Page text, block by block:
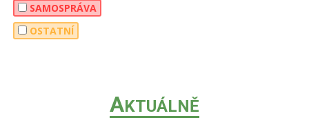
SAMOSPRÁVA
OSTATNÍ
AKTUÁLNĚ